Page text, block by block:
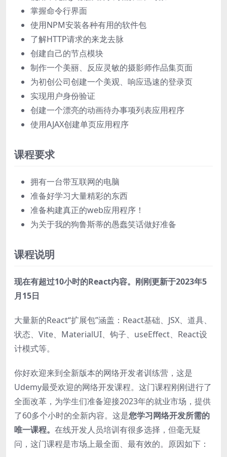
掌握命令行界面
使用NPM安装各种有用的软件包
了解HTTP请求的来龙去脉
创建自己的节点模块
制作一个美丽、反应灵敏的摄影师作品集页面
为初创公司创建一个美观、响应迅速的登录页
实现用户身份验证
创建一个漂亮的动画待办事项列表应用程序
使用AJAX创建单页应用程序
课程要求
拥有一台带互联网的电脑
准备好学习大量精彩的东西
准备构建真正的web应用程序！
为关于我的狗鲁斯蒂的愚蠢笑话做好准备
课程说明
现在有超过10小时的React内容。刚刚更新于2023年5
月15日
大量新的React“扩展包”涵盖：React基础、JSX、道具、
状态、Vite、MaterialUI、钩子、useEffect、React设
计模式等。
你好欢迎来到全新版本的网络开发者训练营，这是
Udemy最受欢迎的网络开发课程。这门课程刚刚进行了
全面改革，为学生们准备迎接2023年的就业市场，提供
了60多个小时的全新内容。这是您学习网络开发所需的
唯一课程。 在线开发人员培训有很多选择，但毫无疑
问，这门课程是市场上最全面、最有效的。原因如下：